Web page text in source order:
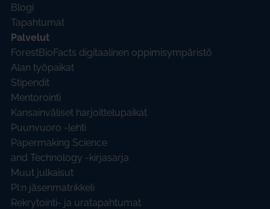
Blogi
Tapahtumat
Palvelut
ForestBioFacts digitaalinen oppimisympäristö
Alan työpaikat
Stipendit
Mentorointi
Kansainväliset harjoittelupaikat
Puunvuoro -lehti
Papermaking Science
and Technology -kirjasarja
Muut julkaisut
PI:n jäsenmatrikkeli
Rekrytointi- ja uratapahtumat